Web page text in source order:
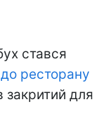
стався
ресторану
закритий для